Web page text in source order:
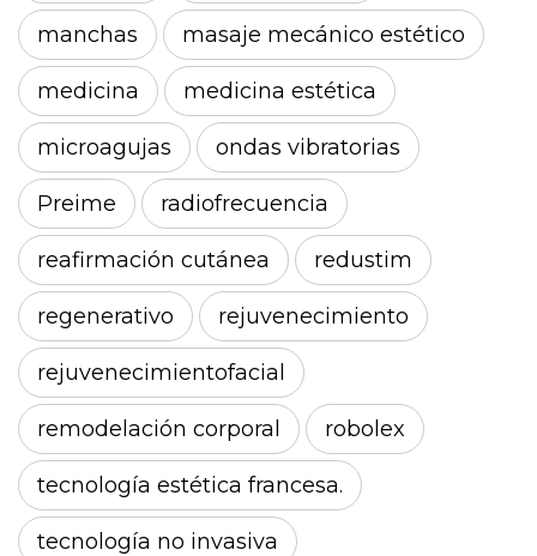
manchas masaje mecánico estético
medicina medicina estética
microagujas ondas vibratorias
Preime radiofrecuencia
reafirmación cutánea redustim
regenerativo rejuvenecimiento
rejuvenecimientofacial
remodelación corporal robolex
tecnología estética francesa.
tecnología no invasiva